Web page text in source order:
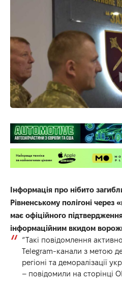
Інформація про нібито
Рівненському полігоні через
має офіційного
інформаційним вкидом
“Такі повідомлення
Telegram-канали з метою
регіоні та деморалізації
– повідомили на сторінці